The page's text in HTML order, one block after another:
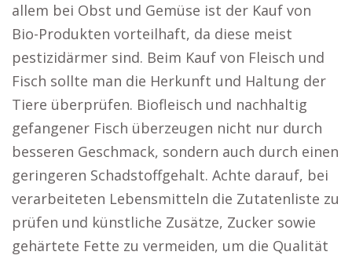
allem bei Obst und Gemüse ist der Kauf von
Bio-Produkten vorteilhaft, da diese meist
pestizidärmer sind. Beim Kauf von Fleisch und
Fisch sollte man die Herkunft und Haltung der
Tiere überprüfen. Biofleisch und nachhaltig
gefangener Fisch überzeugen nicht nur durch
besseren Geschmack, sondern auch durch einen
geringeren Schadstoffgehalt. Achte darauf, bei
verarbeiteten Lebensmitteln die Zutatenliste zu
prüfen und künstliche Zusätze, Zucker sowie
gehärtete Fette zu vermeiden, um die Qualität